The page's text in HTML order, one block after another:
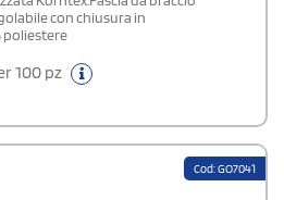
con chiusura in
poliestere
100 pz
Cod: GO7041